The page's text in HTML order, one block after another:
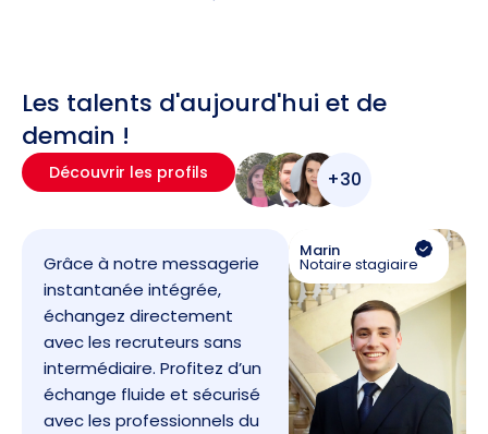
Les talents d'aujourd'hui et de
demain !
Découvrir les profils +30
Grâce à notre messagerie
instantanée intégrée,
échangez directement
avec les recruteurs sans
intermédiaire. Profitez d’un
échange fluide et sécurisé
avec les professionnels du
Marin
Notaire stagiaire